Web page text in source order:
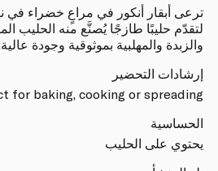
ترعى أبقار أنكور في مراعٍ خضراء في
لتقدّم حليبًا طازجًا يُصنَّع منه الحليب
والزبدة والمهلبية بموثوقية وجودة
إرشادات التحضير
for baking, cooking or spreading.
الحساسية
يحتوي على الحليب